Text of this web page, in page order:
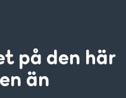
på den här
än